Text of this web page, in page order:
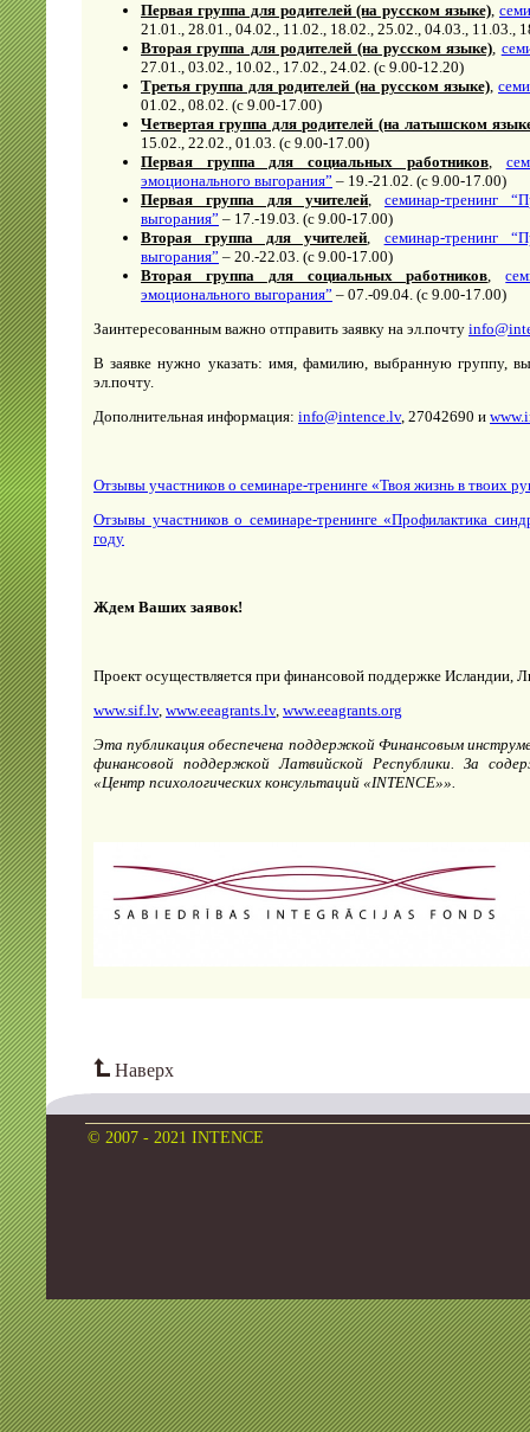
Первая группа для родителей (на русском языке),
21.01., 28.01., 04.02., 11.02., 18.02., 25.02., 04.03., 11.03.,
Вторая группа для родителей (на русском языке),
27.01., 03.02., 10.02., 17.02., 24.02. (с 9.00-12.20)
Третья группа для родителей (на русском языке),
01.02., 08.02. (с 9.00-17.00)
Четвертая группа для родителей (на латышском
15.02., 22.02., 01.03. (с 9.00-17.00)
Первая группа для социальных работников,
эмоционального выгорания” – 19.-21.02. (с 9.00-17.00)
Первая группа для учителей, семинар-тренинг
выгорания” – 17.-19.03. (с 9.00-17.00)
Вторая группа для учителей, семинар-тренинг
выгорания” – 20.-22.03. (с 9.00-17.00)
Вторая группа для социальных работников,
эмоционального выгорания” – 07.-09.04. (с 9.00-17.00)
Заинтересованным важно отправить заявку на эл.почту
В заявке нужно указать: имя, фамилию, выбранную группу,
эл.почту.
Дополнительная информация: info@intence.lv, 27042690 и
Отзывы участников о семинаре-тренинге «Твоя жизнь в твоих
Отзывы участников о семинаре-тренинге «Профилактика
году
Ждем Ваших заявок!
Проект осуществляется при финансовой поддержке Исландии,
www.sif.lv, www.eeagrants.lv, www.eeagrants.org
Эта публикация обеспечена поддержкой Финансовым
финансовой поддержкой Латвийской Республики. За
«Центр психологических консультаций «INTENCE»».
Наверх
© 2007 - 2021 INTENCE